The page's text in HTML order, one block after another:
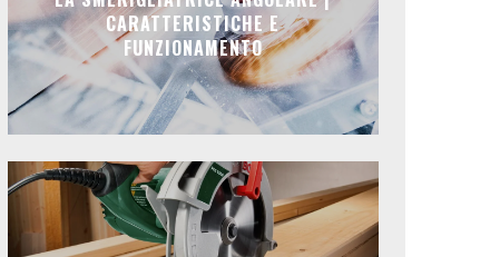
CARATTERISTICHE E
FUNZIONAMENTO